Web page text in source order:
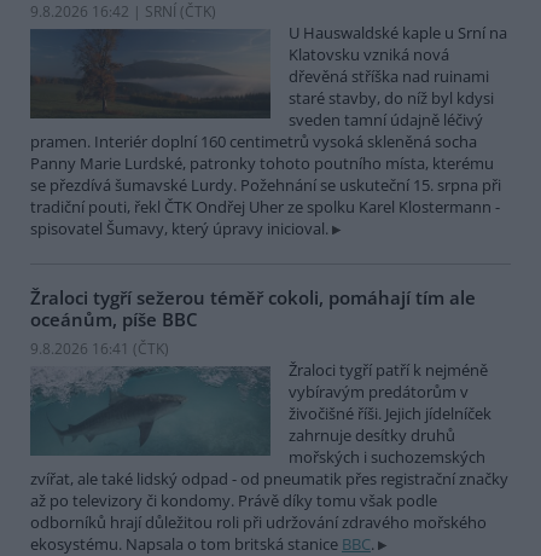
9.8.2026 16:42 | SRNÍ (ČTK)
U Hauswaldské kaple u Srní na
Klatovsku vzniká nová
dřevěná stříška nad ruinami
staré stavby, do níž byl kdysi
sveden tamní údajně léčivý
pramen. Interiér doplní 160 centimetrů vysoká skleněná socha
Panny Marie Lurdské, patronky tohoto poutního místa, kterému
se přezdívá šumavské Lurdy. Požehnání se uskuteční 15. srpna při
tradiční pouti, řekl ČTK Ondřej Uher ze spolku Karel Klostermann -
spisovatel Šumavy, který úpravy inicioval.
Žraloci tygří sežerou téměř cokoli, pomáhají tím ale
oceánům, píše BBC
9.8.2026 16:41 (ČTK)
Žraloci tygří patří k nejméně
vybíravým predátorům v
živočišné říši. Jejich jídelníček
zahrnuje desítky druhů
mořských i suchozemských
zvířat, ale také lidský odpad - od pneumatik přes registrační značky
až po televizory či kondomy. Právě díky tomu však podle
odborníků hrají důležitou roli při udržování zdravého mořského
ekosystému. Napsala o tom britská stanice BBC.